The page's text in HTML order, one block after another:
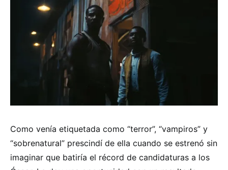
Como venía etiquetada como “terror”, “vampiros” y
“sobrenatural” prescindí de ella cuando se estrenó sin
imaginar que batiría el récord de candidaturas a los